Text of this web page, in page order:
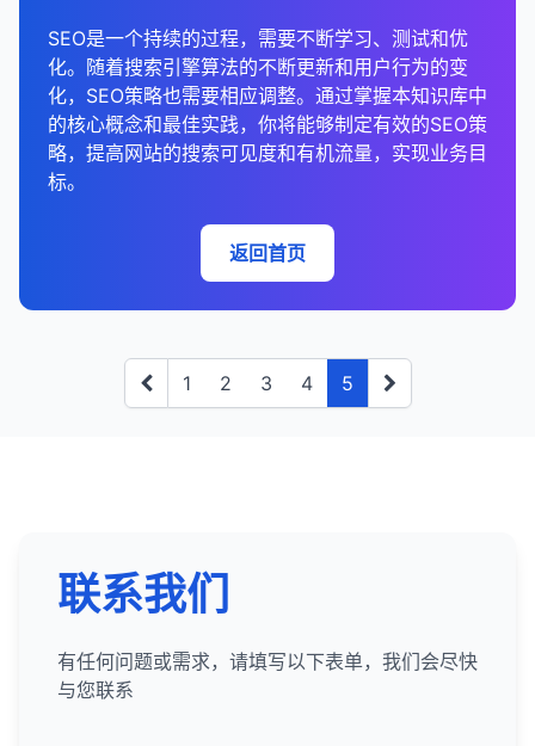
总结来说，GA4中的跳出率（通过参与率间接反映）
与旧版分析工具中的跳出率在定义和计算方法上有显
著差异。GA4采用了更全面的参与度评估方法，考虑
了停留时间、互动事件和转化等多个因素，而不仅仅
是页面浏览次数。这种变化反映了现代网站（特别是
单页应用）的用户行为特点，提供了更准确的用户参
和制定有效的SEO策略至关重要。
移除URL工具：
请求从Google索引中移除特定URL。
处理敏感信息泄露等紧急情况。
Google Search Console最佳实践
设置自定义提醒，及时了解重要问题。
结合其他工具（如Google Analytics）进行综合分
优先解决影响最大的问题，如安全问题、手动操作
和移动可用性问题。
将GSC数据与其他分析工具结合使用，可以获得更全
面的网站性能视图。
比较移动、桌面和 tablet 设备的流量、跳出率、
停留时间和转化率。
识别设备特定的问题和机会。
6. 创建自定义报告和仪表板
创建自定义报告，专注于对SEO最重要的指标。
设置SEO仪表板，集中展示关键的SEO指标和趋
结合Google Search Console数据进行综合分析。
设置目标和电子商务跟踪，衡量SEO的业务价值。
量。
总结来说，Google Analytics是SEO分析的重要工
宝贵数据。虽然关键词数据有限，但通过分析着陆页
表现、用户行为和转化路径，你可以获得对SEO性能
分析网站架构和内部链接结构。
G. 链接分析
分析外链概况，包括数量、质量和多样性。
识别高价值的链接来源。
分析锚文本分布。
表现良好但有优化空间的页面。
内容差距和未满足的用户需求。
技术SEO问题（如爬行错误、索引问题）。
转化率低的页面和路径。
5. 制定优化策略
A. 内容策略
SEO数据可视化工具
Google Data Studio：免费的可视化工具，可以
连接多种数据源。
Tableau：强大的商业智能和可视化工具。
SEMrush/Ahrefs/Moz：SEO工具通常包含内置
Databox：专注于业务仪表板的可视化工具。
总结来说，数据可视化在SEO中扮演着重要角色，它
在未来购买。
分析搜索结果页面（SERPs）以确定主导的搜索意
图。
确保目标关键词的内容与搜索意图匹配。
5. 组织和优先级排序
将相似的关键词分组，便于内容规划。
每个组应该围绕一个核心主题或概念。
基于关键词组创建内容集群，包括支柱页面和相
关子页面。
这有助于建立网站在特定主题上的权威性。
6. 监控和优化
分析关键词表现，识别机会和问题。
根据数据调整关键词策略。
页面速度：加载时间长、未优化的资源、渲染阻塞
资源等。
Core Web Vitals：LCP、FID、CLS问题。
服务器响应时间：TTFB（Time to First Byte）问
题。
响应式设计问题。
移动视图中的内容可读性问题。
E. 安全问题
缺少HTTPS。
缺失的结构化数据类型。
未使用的结构化数据机会。
5. 优先级排序和修复
按严重程度排序
识别差距和机会。
分析竞争对手的链接来源：
识别竞争对手的主要链接来源。
找出你可以争取的高质量链接机会。
分析竞争对手的链接策略
识别他们使用的内容类型和链接获取方法。
找出提到你的品牌但没有链接的网站。
联系网站管理员，请求添加链接。
分析竞争对手的链接来源，找出你也可以争取的
链接。
找出指向你网站的损坏链接。
修复这些链接或请求链接来源更新链接。
识别需要更新的过时内容。
评估内容的时效性和相关性。
D. 内容重复分析
识别网站内部的重复内容。
分析与竞争对手内容的相似性。
解决重复内容问题，提高内容独特性。
4. 分析竞争对手的内容
内容主题分析：
识别内容差距和未满足的用户需求。
内容质量分析：
了解这些内容成功的原因。
内容推广分析：
分析竞争对手的内容推广策略。
了解他们如何获取外链和社交媒体分享。
分析竞争对手的内容更新频率。
评估他们的内容新鲜度和时效性。
4. 分析竞争对手的链接策略
链接概况分析：
分析链接增长趋势。
锚文本分析
分析竞争对手的锚文本分布。
5. 分析竞争对手的技术SEO
网站架构分析：
分析竞争对手的网站架构和导航结构。
SEO是一个持续的过程，需要不断学习、测试和优
化。随着搜索引擎算法的不断更新和用户行为的变
化，SEO策略也需要相应调整。通过掌握本知识库中
的核心概念和最佳实践，你将能够制定有效的SEO策
略，提高网站的搜索可见度和有机流量，实现业务目
标。
返回首页
1 2 3 4 5
联系我们
有任何问题或需求，请填写以下表单，我们会尽快
与您联系